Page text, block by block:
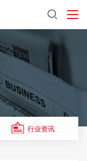
行业资讯